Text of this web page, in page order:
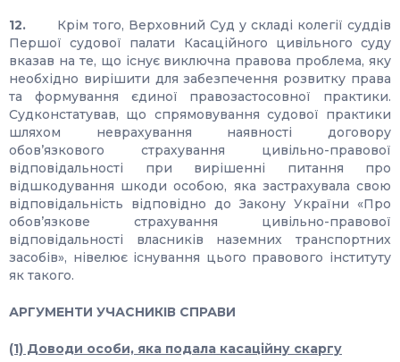
12. Крім того, Верховний Суд у складі колегії суддів
Першої судової палати Касаційного цивільного суду
вказав на те, що існує виключна правова проблема, яку
необхідно вирішити для забезпечення розвитку права
та формування єдиної правозастосовної практики.
Судконстатував, що спрямовування судової практики
шляхом неврахування наявності договору
обов’язкового страхування цивільно-правової
відповідальності при вирішенні питання про
відшкодування шкоди особою, яка застрахувала свою
відповідальність відповідно до Закону України «Про
обов’язкове страхування цивільно-правової
відповідальності власників наземних транспортних
засобів», нівелює існування цього правового інституту
як такого.
АРГУМЕНТИ УЧАСНИКІВ СПРАВИ
(1) Доводи особи, яка подала касаційну скаргу